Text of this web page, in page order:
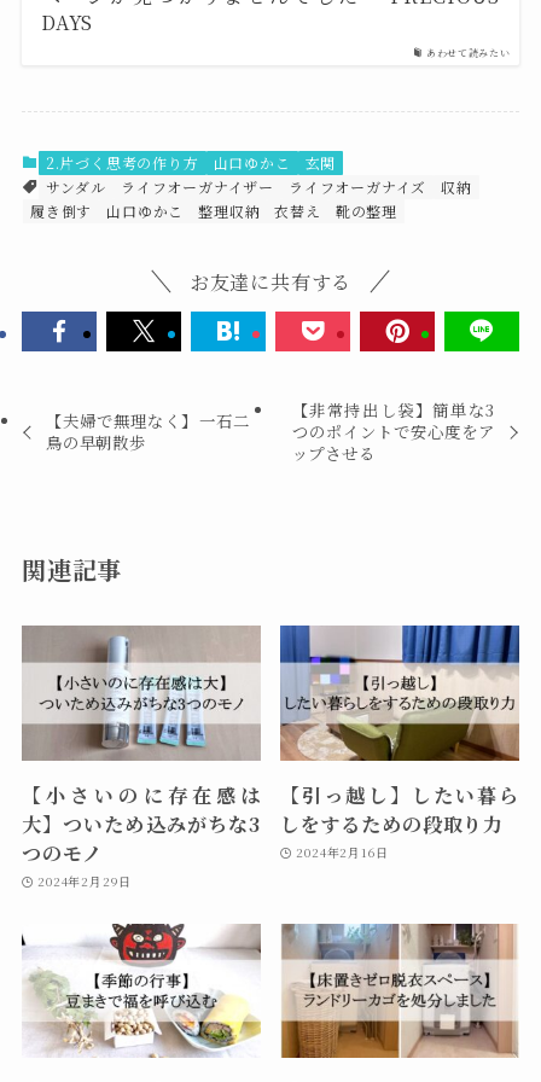
あわせて読みたい
DAYS
2.片づく思考の作り方 山口ゆかこ
玄関
サンダル
ライフオーガナイザー ライフオーガナイズ
収納
履き倒す
山口ゆかこ 整理収納 衣替え 靴の整理
お友達に共有する
【夫婦で無理なく】一石二
鳥の早朝散歩
【非常持出し袋】簡単な3
つのポイントで安心度をア
ップさせる
関連記事
【小さいのに存在感は
大】ついため込みがちな3
つのモノ
2024年2月29日
【引っ越し】したい暮ら
しをするための段取り力
2024年2月16日